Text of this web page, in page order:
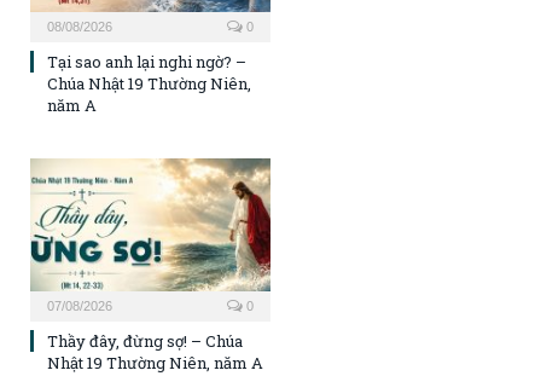
08/08/2026 0
Tại sao anh lại nghi ngờ? –
Chúa Nhật 19 Thường Niên,
năm A
07/08/2026 0
Thầy đây, đừng sợ! – Chúa
Nhật 19 Thường Niên, năm A